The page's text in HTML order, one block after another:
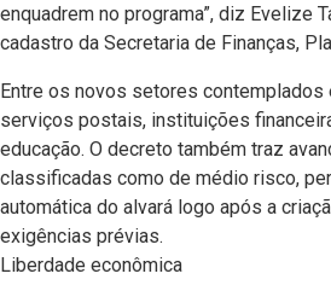
enquadrem no programa”, diz Evelize
cadastro da Secretaria de Finanças,
Entre os novos setores contemplados
serviços postais, instituições
educação. O decreto também traz
classificadas como de médio risco,
automática do alvará logo após a
exigências prévias.
Liberdade econômica